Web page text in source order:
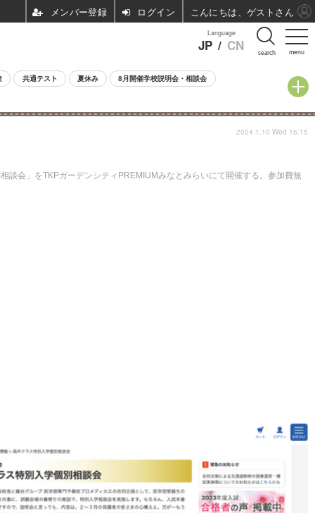
menu
Language
JP / CN search
共通テスト 夏休み 8月開催学校説明会・相談会
会」をTKPガーデンシティPREMIUMみなとみらいにて開催する。参加費無
2024.1.10 Wed 16:15
ログイン こんにちは、ゲストさん